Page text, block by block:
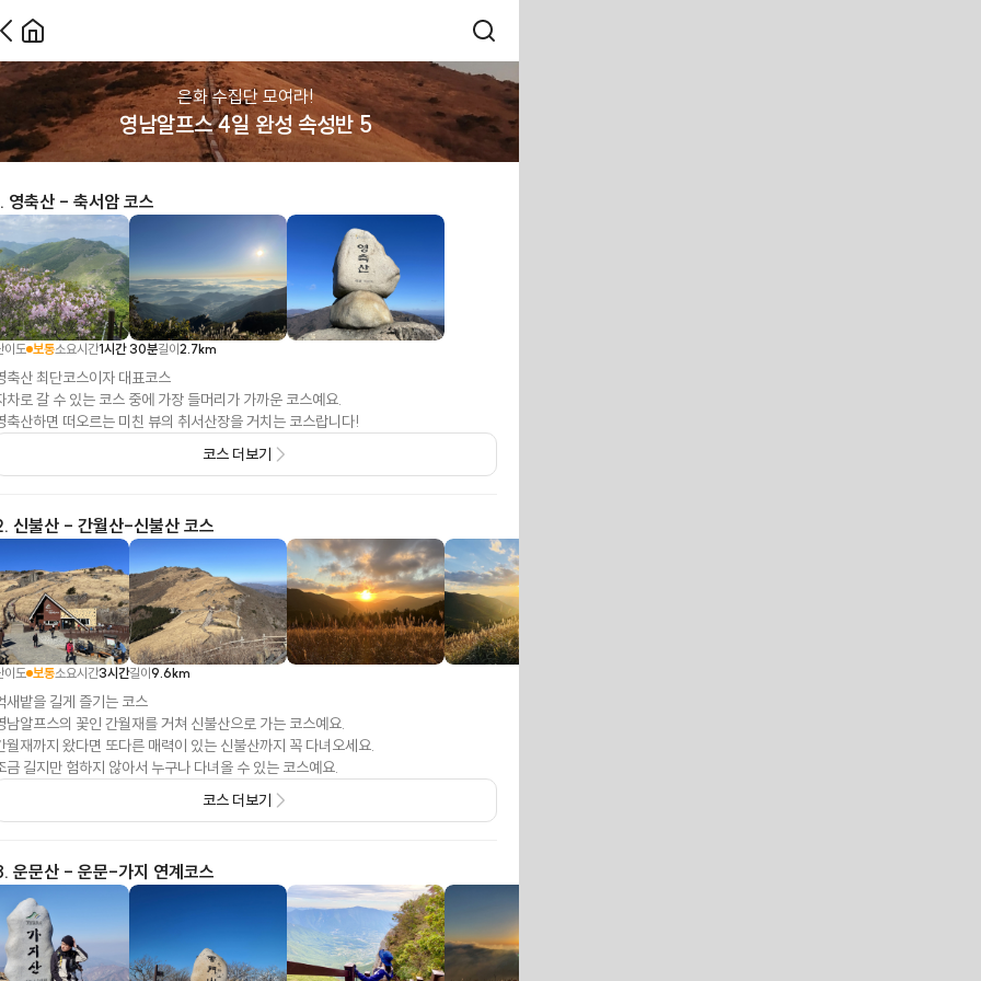
은화 수집단 모여라!
영남알프스 4일 완성 속성반 5
. 영축산 - 축서암 코스
이도 보통소요시간1시간 30분길이2.7km
축산 최단코스이자 대표코스
차로 갈 수 있는 코스 중에 가장 들머리가 가까운 코스예요.
축산하면 떠오르는 미친 뷰의 취서산장을 거치는 코스랍니다!
코스 더보기
. 신불산 - 간월산-신불산 코스
이도 보통소요시간3시간길이9.6km
새밭을 길게 즐기는 코스
남알프스의 꽃인 간월재를 거쳐 신불산으로 가는 코스예요.
월재까지 왔다면 또다른 매력이 있는 신불산까지 꼭 다녀오세요.
금 길지만 험하지 않아서 누구나 다녀올 수 있는 코스예요.
코스 더보기
. 운문산 - 운문-가지 연계코스